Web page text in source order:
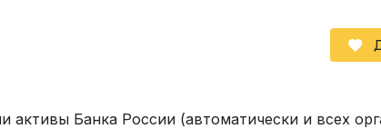
Банка России (автоматически и всех